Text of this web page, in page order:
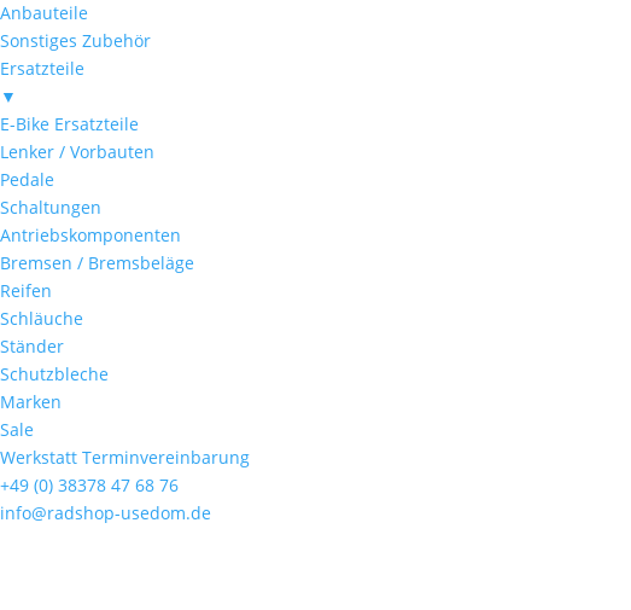
Anbauteile
Sonstiges Zubehör
Ersatzteile
▼
E-Bike Ersatzteile
Lenker / Vorbauten
Pedale
Schaltungen
Antriebskomponenten
Bremsen / Bremsbeläge
Reifen
Schläuche
Ständer
Schutzbleche
Marken
Sale
Werkstatt Terminvereinbarung
+49 (0) 38378 47 68 76
info@radshop-usedom.de